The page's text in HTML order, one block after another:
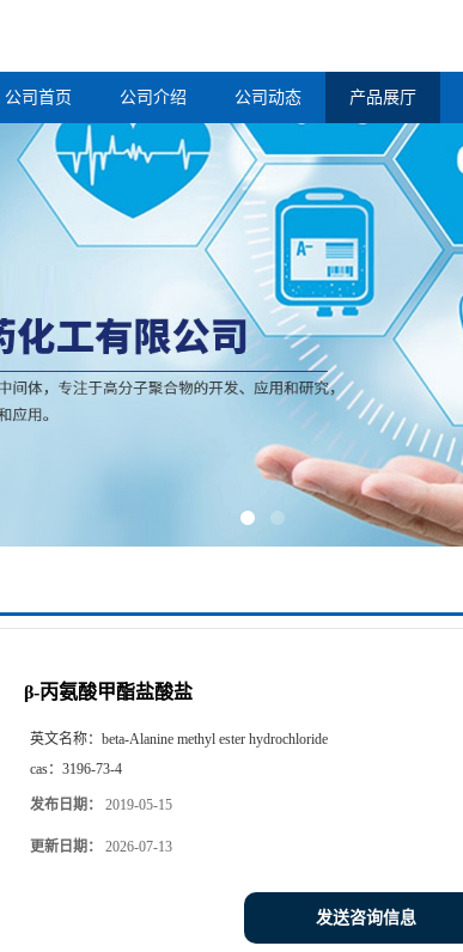
公司首页 公司介绍 公司动态 产品展厅
β-丙氨酸甲酯盐酸盐
英文名称： beta-Alanine methyl ester hydrochloride
cas： 3196-73-4
发布日期： 2019-05-15
更新日期： 2026-07-13
发送咨询信息